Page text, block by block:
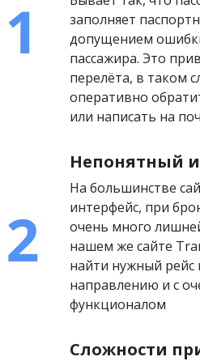
заполняет
допущением
пассажира. Это
перелёта, в таком
оперативно
или написать на
Непонятный
На большинстве
интерфейс, при
очень много
нашем же сайте
найти нужный
направлению и с
функционалом
Сложности